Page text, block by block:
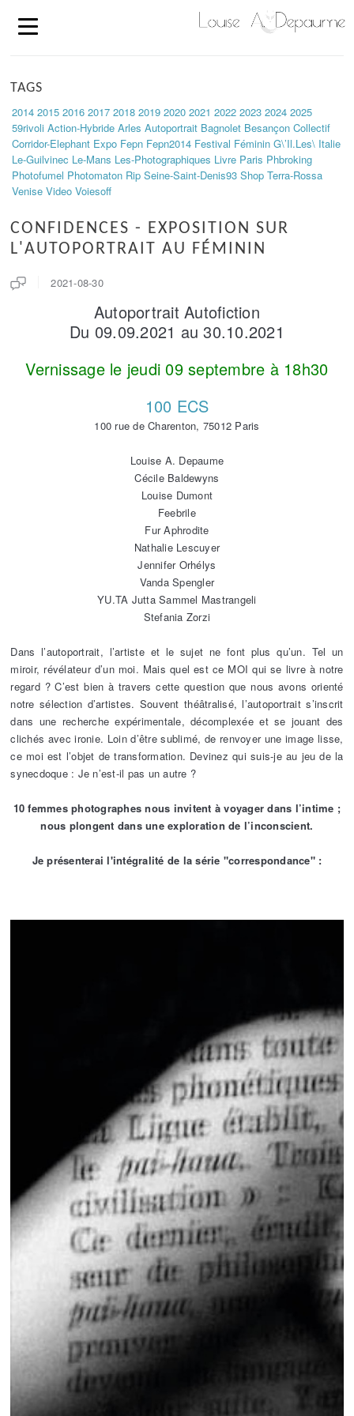
CONFIDENCES - EXPOSITION SUR
L'AUTOPORTRAIT AU FÉMININ
2021-08-30
Autoportrait Autofiction
Du 09.09.2021 au 30.10.2021
Vernissage le jeudi 09 septembre à 18h30
100 ECS
100 rue de Charenton, 75012 Paris
Louise A. Depaume
Cécile Baldewyns
Louise Dumont
Feebrile
Fur Aphrodite
Nathalie Lescuyer
Jennifer Orhélys
Vanda Spengler
YU.TA Jutta Sammel Mastrangeli
Stefania Zorzi
Dans l’autoportrait, l’artiste et le sujet ne font plus qu’un. Tel un
miroir, révélateur d’un moi. Mais quel est ce MOI qui se livre à notre
regard ? C’est bien à travers cette question que nous avons orienté
notre sélection d’artistes. Souvent théâtralisé, l’autoportrait s’inscrit
dans une recherche expérimentale, décomplexée et se jouant des
clichés avec ironie. Loin d’être sublimé, de renvoyer une image lisse,
ce moi est l’objet de transformation. Devinez qui suis-je au jeu de la
synecdoque : Je n’est-il pas un autre ?
10 femmes photographes nous invitent à voyager dans l’intime ;
nous plongent dans une exploration de l’inconscient.
Je présenterai l'intégralité de la série "correspondance" :
TAGS
2014 2015 2016 2017 2018 2019 2020 2021 2022 2023 2024 2025
59rivoli Action-Hybride Arles Autoportrait Bagnolet Besançon Collectif
Corridor-Elephant Expo Fepn Fepn2014 Festival Féminin G\’il.les\ Italie
Le-Guilvinec Le-Mans Les-Photographiques Livre Paris Phbroking
Photofumel Photomaton Rip Seine-Saint-Denis93 Shop Terra-Rossa
Venise Video Voiesoff